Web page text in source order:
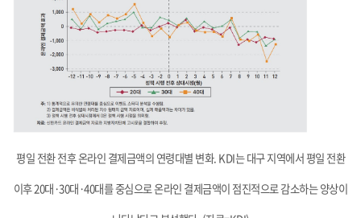
평일 전환 전후 온라인 결제금액의 연령대별 변화. KDI는 대구 지역에서 평일 전환
이후 20대·30대·40대를 중심으로 온라인 결제금액이 점진적으로 감소하는 양상이